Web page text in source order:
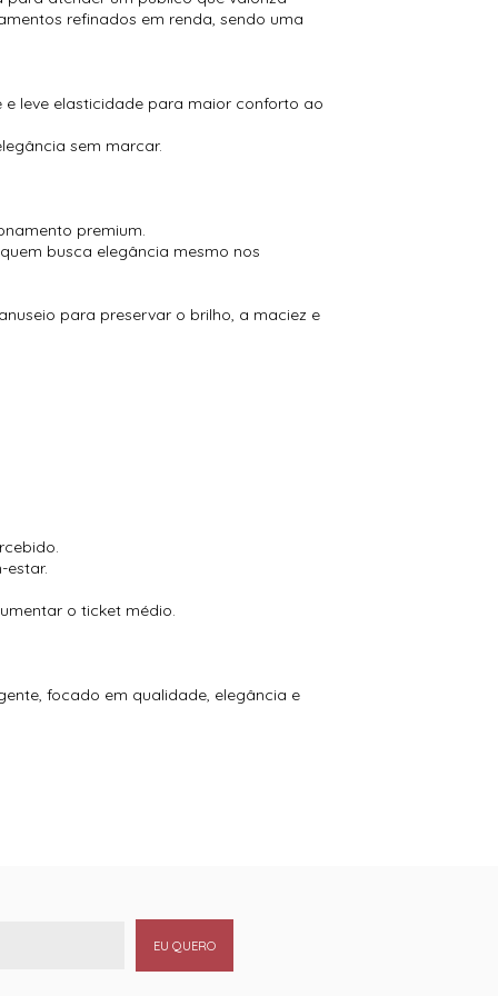
refinados em renda, sendo uma
leve elasticidade para maior conforto ao
sem marcar.
premium.
busca elegância mesmo nos
para preservar o brilho, a maciez e
estar.
o ticket médio.
focado em qualidade, elegância e
EU QUERO